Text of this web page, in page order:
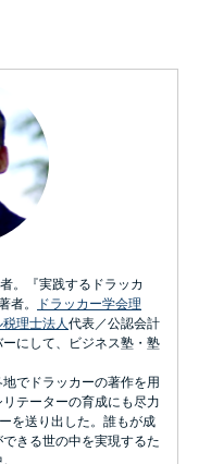
。『実践するドラッカ
者。
ドラッカー学会理
理士法人代表／公認会計
にして、ビジネス塾・塾
でドラッカーの著作を用
テーターの育成にも尽力
を送り出した。誰もが成
きる世の中を実現するた